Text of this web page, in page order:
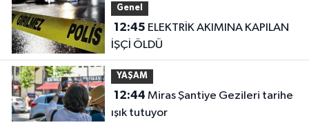
Genel
12:45
İŞÇİ ÖLDÜ
YAŞAM
12:44
ışık tutuyor